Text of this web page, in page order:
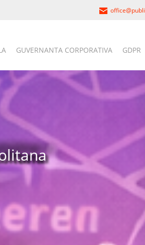
GUVERNANTA CORPORATIVA GDPR
si